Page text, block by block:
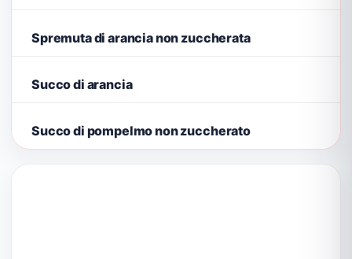
Spremuta di arancia non zuccherata
Succo di arancia
Succo di pompelmo non zuccherato